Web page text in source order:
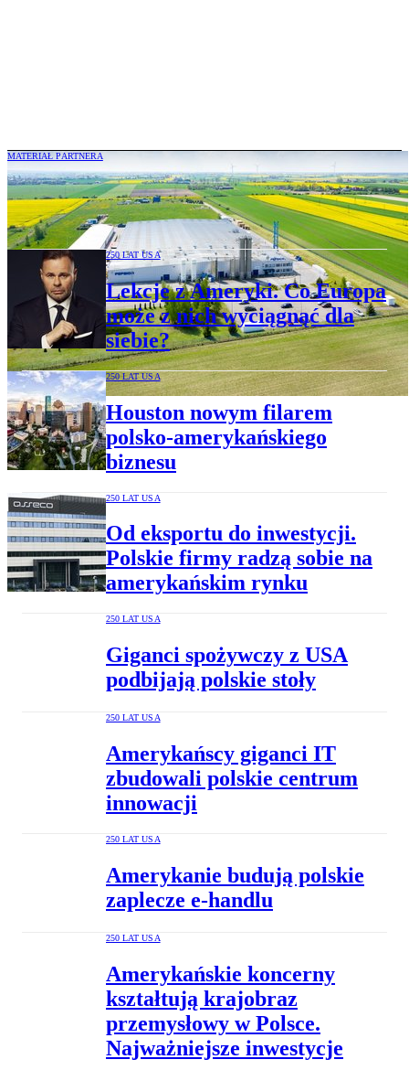
MATERIAŁ PARTNERA
Ponad 30 lat PepsiCo w Polsce: trzy
dekady rozwoju i nowe inwestycje
250 LAT USA
Lekcje z Ameryki. Co Europa
może z nich wyciągnąć dla
siebie?
250 LAT USA
Houston nowym filarem
polsko-amerykańskiego
biznesu
250 LAT USA
Od eksportu do inwestycji.
Polskie firmy radzą sobie na
amerykańskim rynku
250 LAT USA
Giganci spożywczy z USA
podbijają polskie stoły
250 LAT USA
Amerykańscy giganci IT
zbudowali polskie centrum
innowacji
250 LAT USA
Amerykanie budują polskie
zaplecze e-handlu
250 LAT USA
Amerykańskie koncerny
kształtują krajobraz
przemysłowy w Polsce.
Najważniejsze inwestycje